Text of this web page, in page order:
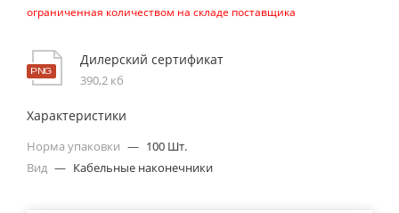
ограниченная количеством на складе поставщика
Дилерский сертификат
390,2 кб
Характеристики
Норма упаковки — 100 Шт.
Вид — Кабельные наконечники